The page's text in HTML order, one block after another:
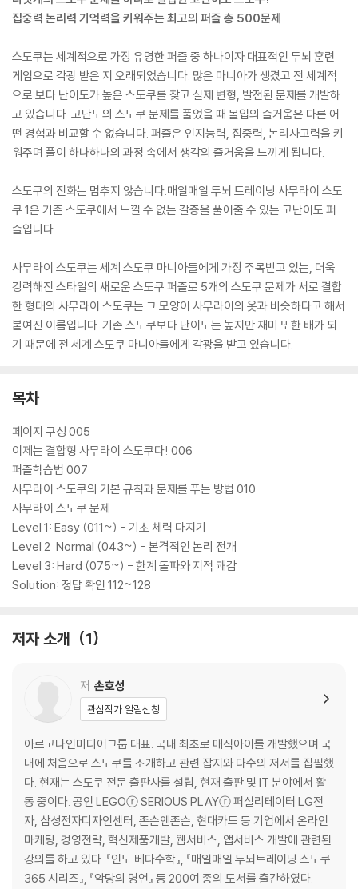
집중력 논리력 기억력을 키워주는 최고의 퍼즐 총 500문제
스도쿠는 세계적으로 가장 유명한 퍼즐 중 하나이자 대표적인 두뇌 훈련
게임으로 각광 받은 지 오래되었습니다. 많은 마니아가 생겼고 전 세계적
으로 보다 난이도가 높은 스도쿠를 찾고 실제 변형, 발전된 문제를 개발하
고 있습니다. 고난도의 스도쿠 문제를 풀었을 때 몰입의 즐거움은 다른 어
떤 경험과 비교할 수 없습니다. 퍼즐은 인지능력, 집중력, 논리사고력을 키
워주며 풀이 하나하나의 과정 속에서 생각의 즐거움을 느끼게 됩니다.
스도쿠의 진화는 멈추지 않습니다.매일매일 두뇌 트레이닝 사무라이 스도
쿠 1은 기존 스도쿠에서 느낄 수 없는 갈증을 풀어줄 수 있는 고난이도 퍼
즐입니다.
사무라이 스도쿠는 세계 스도쿠 마니아들에게 가장 주목받고 있는, 더욱
강력해진 스타일의 새로운 스도쿠 퍼즐로 5개의 스도쿠 문제가 서로 결합
한 형태의 사무라이 스도쿠는 그 모양이 사무라이의 옷과 비슷하다고 해서
붙여진 이름입니다. 기존 스도쿠보다 난이도는 높지만 재미 또한 배가 되
기 때문에 전 세계 스도쿠 마니아들에게 각광을 받고 있습니다.
목차
페이지 구성 005
이제는 결합형 사무라이 스도쿠다! 006
퍼즐학습법 007
사무라이 스도쿠의 기본 규칙과 문제를 푸는 방법 010
사무라이 스도쿠 문제
Level 1: Easy (011~) - 기초 체력 다지기
Level 2: Normal (043~) - 본격적인 논리 전개
Level 3: Hard (075~) - 한계 돌파와 지적 쾌감
Solution: 정답 확인 112~128
저자 소개 1
저 손호성
관심작가 알림신청
아르고나인미디어그룹 대표. 국내 최초로 매직아이를 개발했으며 국
내에 처음으로 스도쿠를 소개하고 관련 잡지와 다수의 저서를 집필했
다. 현재는 스도쿠 전문 출판사를 설립, 현재 출판 및 IT 분야에서 활
동 중이다. 공인 LEGOⓡ SERIOUS PLAYⓡ 퍼실리테이터 LG전
자, 삼성전자디자인센터, 존슨앤존슨, 현대카드 등 기업에서 온라인
마케팅, 경영전략, 혁신제품개발, 웹서비스, 앱서비스 개발에 관련된
강의를 하고 있다. 『인도 베다수학』, 『매일매일 두뇌트레이닝 스도쿠
365 시리즈』, 『악당의 명언』 등 200여 종의 도서를 출간하였다.